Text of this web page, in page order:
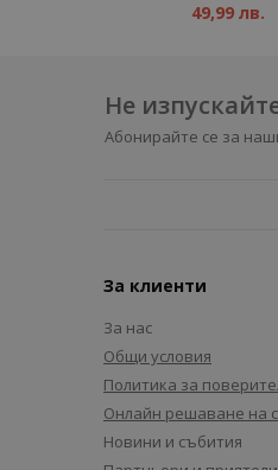
49,99 лв.
Не
Абонирайте се за
За клиенти
За нас
Общи условия
Политика за
Онлайн решаване на
Новини и събития